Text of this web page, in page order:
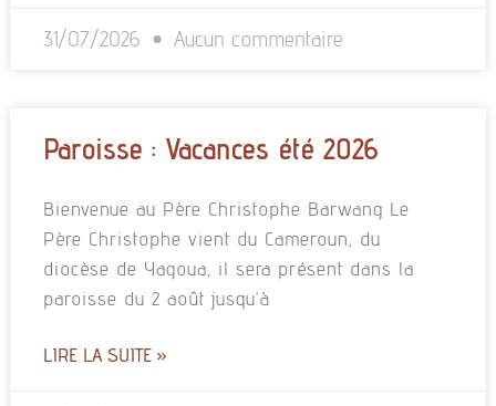
31/07/2026 Aucun commentaire
Paroisse : Vacances été 2026
Bienvenue au Père Christophe Barwang Le
Père Christophe vient du Cameroun, du
diocèse de Yagoua, il sera présent dans la
paroisse du 2 août jusqu’à
LIRE LA SUITE »